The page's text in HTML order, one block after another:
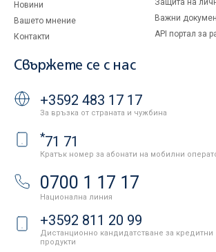
Новини
Вашето мнение
Контакти
Защита на
Важни
API портал за
Свържете се с нас
+3592 483 17 17
За връзка от страната и чужбина
*71 71
Кратък номер за абонати на мобилни
0700 1 17 17
Национална линия
+3592 811 20 99
Дистанционно кандидатстване за кредитни
продукти